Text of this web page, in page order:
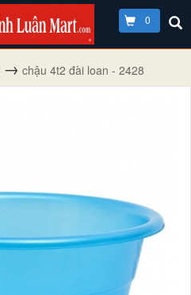
0
chậu 4t2 đài loan - 2428